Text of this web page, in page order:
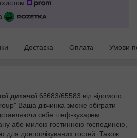
Доставка Оплата Умови
дитячої 65683/65583 від відомого
Ваша дівчинка зможе обіграти
себе шеф-кухарем
або милою гостинною господинею,
для довгоочікуваних гостей. Також